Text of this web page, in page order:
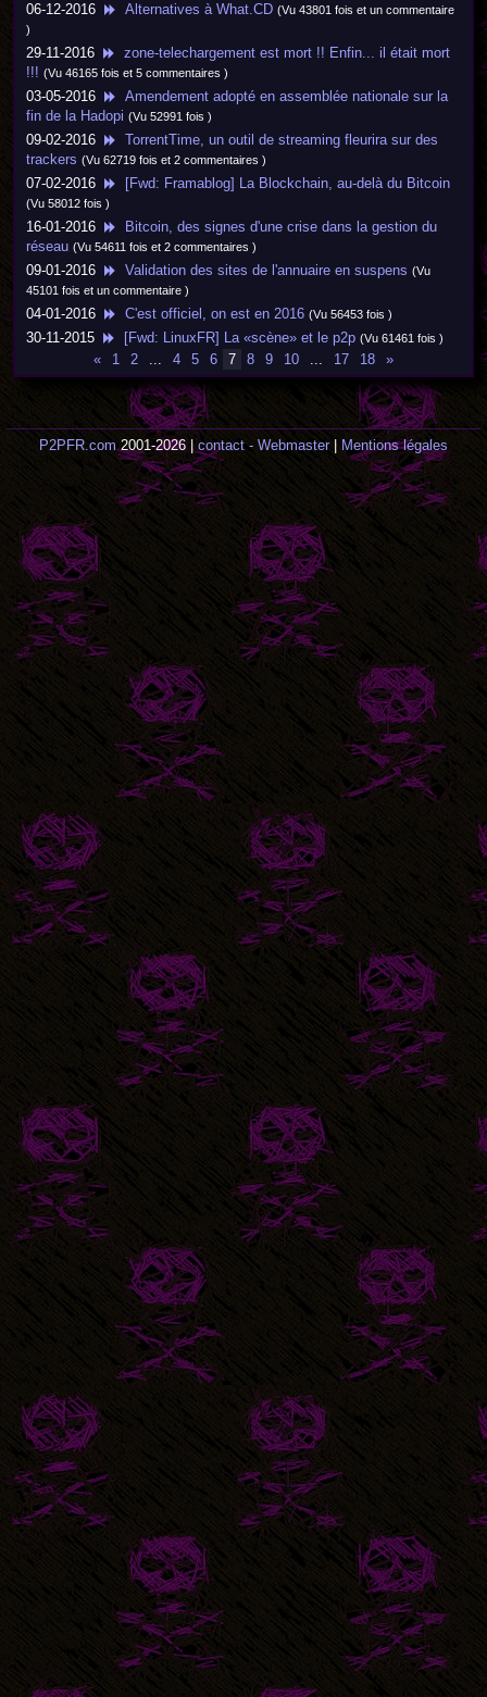
06-12-2016 Alternatives à What.CD (Vu 43801 fois et un commentaire
)
29-11-2016
zone-telechargement est mort !! Enfin... il était mort
!!! (Vu 46165 fois et 5 commentaires )
03-05-2016
Amendement adopté en assemblée nationale sur la
fin de la Hadopi (Vu 52991 fois )
09-02-2016
TorrentTime, un outil de streaming fleurira sur des
trackers (Vu 62719 fois et 2 commentaires )
07-02-2016 [Fwd: Framablog] La Blockchain, au-delà du Bitcoin
(Vu 58012 fois )
16-01-2016
Bitcoin, des signes d'une crise dans la gestion du
réseau (Vu 54611 fois et 2 commentaires )
09-01-2016 Validation des sites de l'annuaire en suspens (Vu
45101 fois et un commentaire )
04-01-2016 C'est officiel, on est en 2016 (Vu 56453 fois )
30-11-2015 [Fwd: LinuxFR] La «scène» et le p2p (Vu 61461 fois )
« 1 2 ... 4 5 6 7 8 9 10 ... 17 18 »
P2PFR.com2001-2026 | contact - Webmaster| Mentions légales